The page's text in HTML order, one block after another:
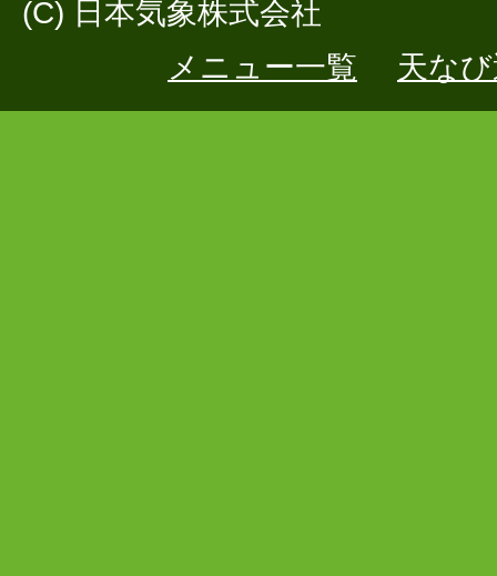
(C) 日本気象株式会社
メニュー一覧
天な